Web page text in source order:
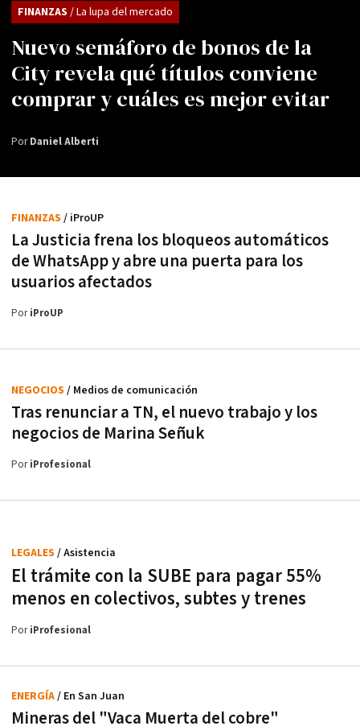
Nuevo semáforo de bonos de la
City revela qué títulos conviene
comprar y cuáles es mejor evitar
FINANZAS / La lupa del mercado
PorDaniel Alberti
La Justicia frena los bloqueos automáticos
de WhatsApp y abre una puerta para los
usuarios afectados
FINANZAS / iProUP
PoriProUP
Tras renunciar a TN, el nuevo trabajo y los
negocios de Marina Señuk
NEGOCIOS / Medios de comunicación
PoriProfesional
El trámite con la SUBE para pagar 55%
menos en colectivos, subtes y trenes
LEGALES / Asistencia
PoriProfesional
Mineras del "Vaca Muerta del cobre"
ENERGÍA/ En San Juan